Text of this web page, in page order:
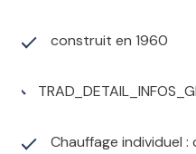
construit en 1960
Chauffage individuel